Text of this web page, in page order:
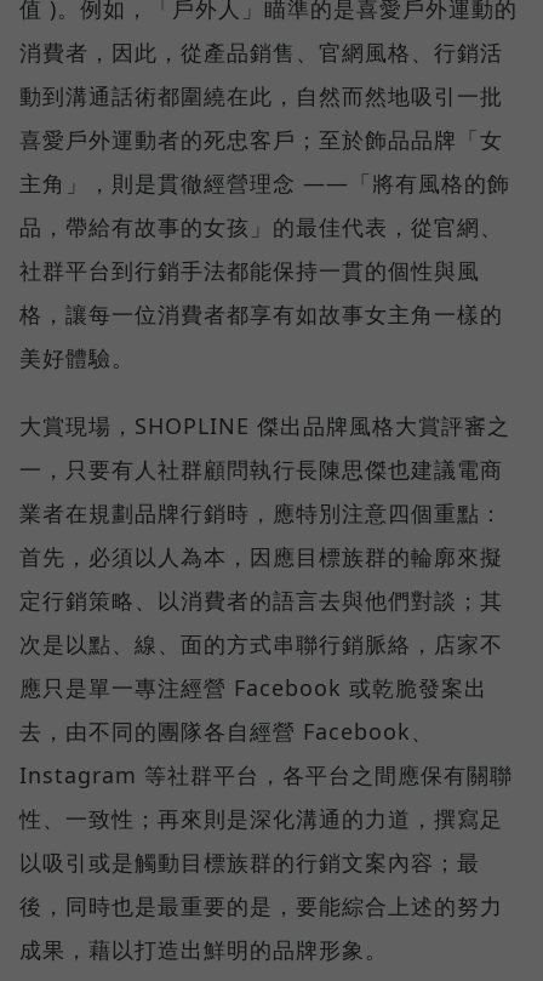
值 )。例如，「戶外人」瞄準的是喜愛戶外運動的
消費者，因此，從產品銷售、官網風格、行銷活
動到溝通話術都圍繞在此，自然而然地吸引一批
喜愛戶外運動者的死忠客戶；至於飾品品牌「女
主角」，則是貫徹經營理念 ——「將有風格的飾
品，帶給有故事的女孩」的最佳代表，從官網、
社群平台到行銷手法都能保持一貫的個性與風
格，讓每一位消費者都享有如故事女主角一樣的
美好體驗。
大賞現場，SHOPLINE 傑出品牌風格大賞評審之
一，只要有人社群顧問執行長陳思傑也建議電商
業者在規劃品牌行銷時，應特別注意四個重點：
首先，必須以人為本，因應目標族群的輪廓來擬
定行銷策略、以消費者的語言去與他們對談；其
次是以點、線、面的方式串聯行銷脈絡，店家不
應只是單一專注經營 Facebook 或乾脆發案出
去，由不同的團隊各自經營 Facebook、
Instagram 等社群平台，各平台之間應保有關聯
性、一致性；再來則是深化溝通的力道，撰寫足
以吸引或是觸動目標族群的行銷文案內容；最
後，同時也是最重要的是，要能綜合上述的努力
成果，藉以打造出鮮明的品牌形象。